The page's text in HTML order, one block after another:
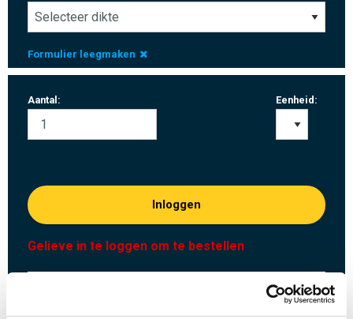
Formulier leegmaken
Aantal: Eenheid:
Inloggen
Gelieve in te loggen om te bestellen